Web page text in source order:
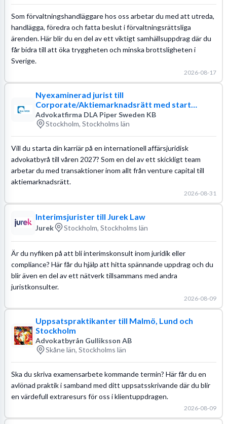
Som förvaltningshandläggare hos oss arbetar du med att utreda,
handlägga, föredra och fatta beslut i förvaltningsrättsliga
ärenden. Här blir du en del av ett viktigt samhällsuppdrag där du
får bidra till att öka tryggheten och minska brottsligheten i
Sverige.
2026-08-17
Nyexaminerad jurist till
Corporate/Aktiemarknadsrätt med start
januari 2027
Advokatfirma DLA Piper Sweden KB
Stockholm, Stockholms län
Vill du starta din karriär på en internationell affärsjuridisk
advokatbyrå till våren 2027? Som en del av ett skickligt team
arbetar du med transaktioner inom allt från venture capital till
aktiemarknadsrätt.
2026-08-31
Interimsjurister till Jurek Law
Jurek Stockholm, Stockholms län
Är du nyfiken på att bli interimskonsult inom juridik eller
compliance? Här får du hjälp att hitta spännande uppdrag och du
blir även en del av ett nätverk tillsammans med andra
juristkonsulter.
2026-08-09
Uppsatspraktikanter till Malmö, Lund och
Stockholm
Advokatbyrån Gulliksson AB
Skåne län, Stockholms län
Ska du skriva examensarbete kommande termin? Här får du en
avlönad praktik i samband med ditt uppsatsskrivande där du blir
en värdefull extraresurs för oss i klientuppdragen.
2026-08-09